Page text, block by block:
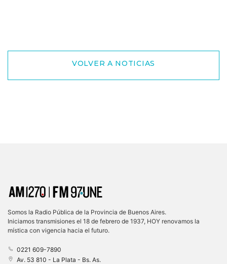
VOLVER A NOTICIAS
Somos la Radio Pública de la Provincia de Buenos Aires.
Iniciamos transmisiones el 18 de febrero de 1937, HOY renovamos la
mística con vigencia hacia el futuro.
0221 609-7890
Av. 53 810 - La Plata - Bs. As.